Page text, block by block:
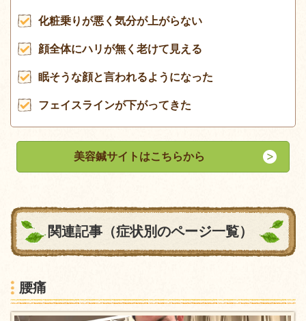
化粧乗りが悪く気分が上がらない
顔全体にハリが無く老けて見える
眠そうな顔と言われるようになった
フェイスラインが下がってきた
美容鍼サイトはこちらから
関連記事（症状別のページ一覧）
腰痛